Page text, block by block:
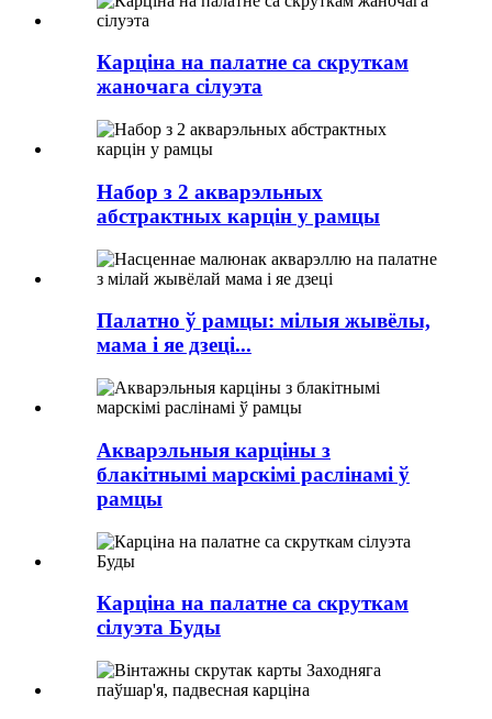
Карціна на палатне са скруткам
жаночага сілуэта
Набор з 2 акварэльных
абстрактных карцін у рамцы
Палатно ў рамцы: мілыя жывёлы,
мама і яе дзеці...
Акварэльныя карціны з
блакітнымі марскімі раслінамі ў
рамцы
Карціна на палатне са скруткам
сілуэта Буды